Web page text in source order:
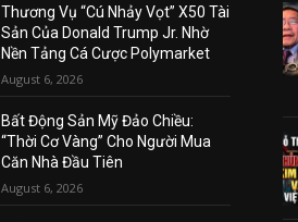
Thương Vụ “Cú Nhảy Vọt” X50 Tài
Sản Của Donald Trump Jr. Nhờ
Nền Tảng Cá Cược Polymarket
August 6, 2026
Bất Động Sản Mỹ Đảo Chiều:
“Thời Cơ Vàng” Cho Người Mua
Căn Nhà Đầu Tiên
August 6, 2026